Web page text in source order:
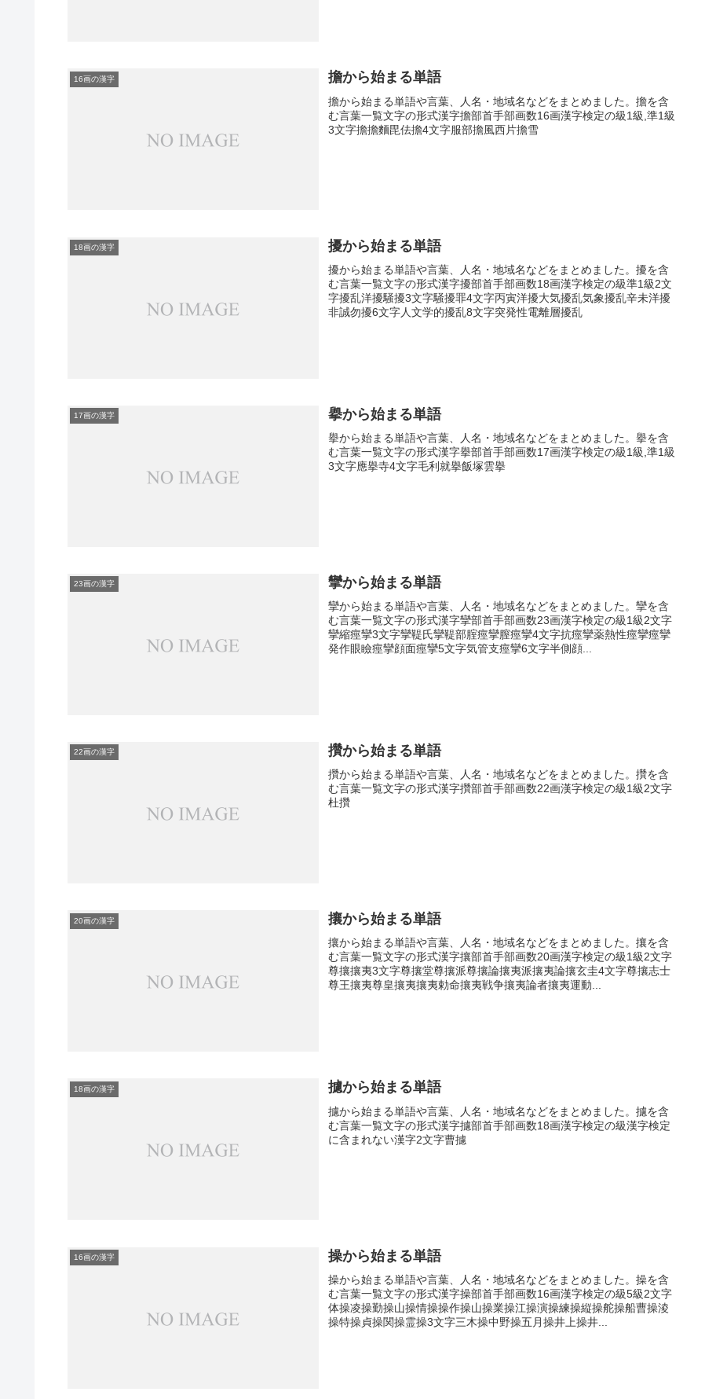
16画の漢字 擔から始まる単語
擔から始まる単語や言葉、人名・地域名などをまとめました。擔を含
む言葉一覧文字の形式漢字擔部首手部画数16画漢字検定の級1級,準1級
3文字擔擔麵毘佉擔4文字服部擔風西片擔雪
18画の漢字 擾から始まる単語
擾から始まる単語や言葉、人名・地域名などをまとめました。擾を含
む言葉一覧文字の形式漢字擾部首手部画数18画漢字検定の級準1級2文
字擾乱洋擾騒擾3文字騒擾罪4文字丙寅洋擾大気擾乱気象擾乱辛未洋擾
非誠勿擾6文字人文学的擾乱8文字突発性電離層擾乱
17画の漢字 擧から始まる単語
擧から始まる単語や言葉、人名・地域名などをまとめました。擧を含
む言葉一覧文字の形式漢字擧部首手部画数17画漢字検定の級1級,準1級
3文字應擧寺4文字毛利就擧飯塚雲擧
23画の漢字 攣から始まる単語
攣から始まる単語や言葉、人名・地域名などをまとめました。攣を含
む言葉一覧文字の形式漢字攣部首手部画数23画漢字検定の級1級2文字
攣縮痙攣3文字攣鞮氏攣鞮部腟痙攣膣痙攣4文字抗痙攣薬熱性痙攣痙攣
発作眼瞼痙攣顔面痙攣5文字気管支痙攣6文字半側顔...
22画の漢字 攢から始まる単語
攢から始まる単語や言葉、人名・地域名などをまとめました。攢を含
む言葉一覧文字の形式漢字攢部首手部画数22画漢字検定の級1級2文字
杜攢
20画の漢字 攘から始まる単語
攘から始まる単語や言葉、人名・地域名などをまとめました。攘を含
む言葉一覧文字の形式漢字攘部首手部画数20画漢字検定の級1級2文字
尊攘攘夷3文字尊攘堂尊攘派尊攘論攘夷派攘夷論攘玄圭4文字尊攘志士
尊王攘夷尊皇攘夷攘夷勅命攘夷戦争攘夷論者攘夷運動...
18画の漢字 攄から始まる単語
攄から始まる単語や言葉、人名・地域名などをまとめました。攄を含
む言葉一覧文字の形式漢字攄部首手部画数18画漢字検定の級漢字検定
に含まれない漢字2文字曹攄
16画の漢字 操から始まる単語
操から始まる単語や言葉、人名・地域名などをまとめました。操を含
む言葉一覧文字の形式漢字操部首手部画数16画漢字検定の級5級2文字
体操凌操勤操山操情操操作操山操業操江操演操練操縦操舵操船曹操淩
操特操貞操関操霊操3文字三木操中野操五月操井上操井...